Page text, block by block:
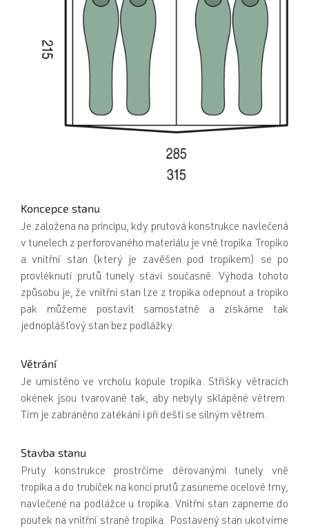
Koncepce stanu
Je založena na principu, kdy prutová konstrukce navlečená
v tunelech z perforovaného materiálu je vně tropika.Tropiko
a vnitřní stan (který je zavěšen pod tropikem) se po
provléknutí prutů tunely staví současně. Výhoda tohoto
způsobu je, že vnitřní stan lze z tropika odepnout a tropiko
pak můžeme postavit samostatně a získáme tak
jednoplášťový stan bez podlážky.
Větrání
Je umístěno ve vrcholu kopule tropika. Stříšky větracích
okének jsou tvarované tak, aby nebyly sklápěné větrem.
Tím je zabráněno zatékání i při dešti se silným větrem.
Stavba stanu
Pruty konstrukce prostrčíme děrovanými tunely vně
tropika a do trubiček na konci prutů zasuneme ocelové trny,
navlečené na podlážce u tropika. Vnitřní stan zapneme do
poutek na vnitřní straně tropika. Postavený stan ukotvíme